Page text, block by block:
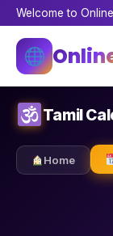
Welcome to
Tamil
Home